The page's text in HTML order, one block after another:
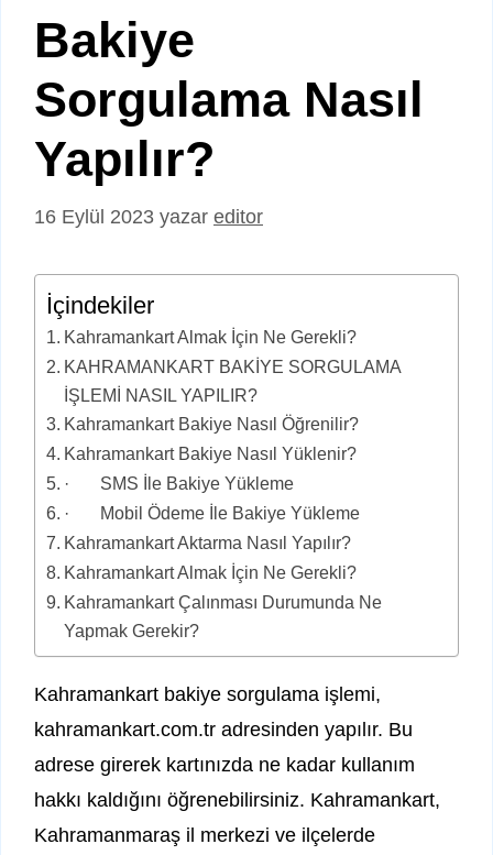
Bakiye
Sorgulama Nasıl
Yapılır?
16 Eylül 2023 yazar editor
İçindekiler
Kahramankart Almak İçin Ne Gerekli?
KAHRAMANKART BAKİYE SORGULAMA
İŞLEMİ NASIL YAPILIR?
Kahramankart Bakiye Nasıl Öğrenilir?
Kahramankart Bakiye Nasıl Yüklenir?
· SMS İle Bakiye Yükleme
· Mobil Ödeme İle Bakiye Yükleme
Kahramankart Aktarma Nasıl Yapılır?
Kahramankart Almak İçin Ne Gerekli?
Kahramankart Çalınması Durumunda Ne
Yapmak Gerekir?
Kahramankart bakiye sorgulama işlemi,
kahramankart.com.tr adresinden yapılır. Bu
adrese girerek kartınızda ne kadar kullanım
hakkı kaldığını öğrenebilirsiniz. Kahramankart,
Kahramanmaraş il merkezi ve ilçelerde